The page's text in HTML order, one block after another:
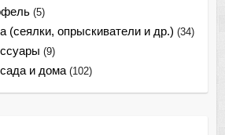
(5)
(сеялки, опрыскиватели и др.) (34)
(9)
и дома (102)